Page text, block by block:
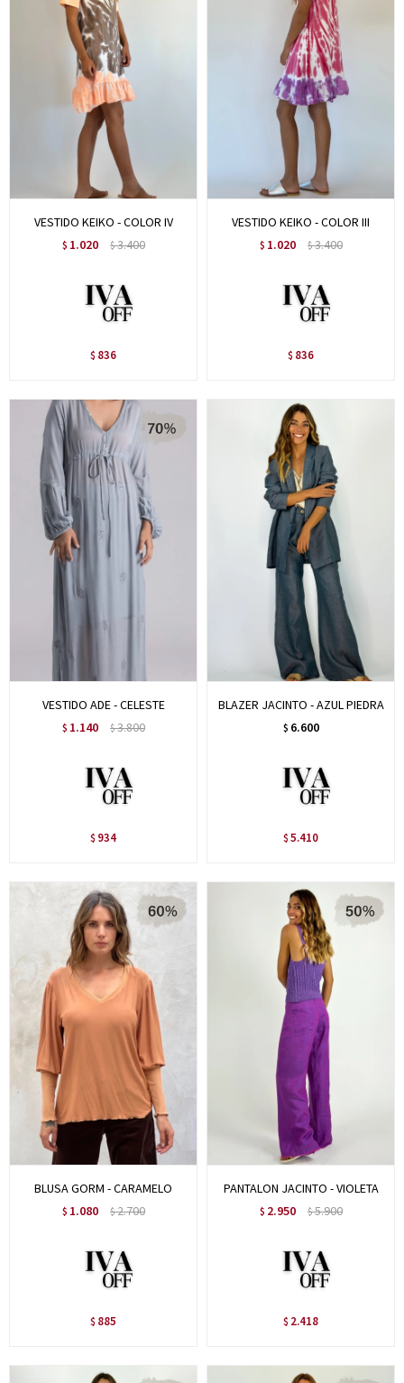
VESTIDO KEIKO - COLOR IV
$ 1.020 $3.400
$ 836
VESTIDO KEIKO - COLOR III
$ 1.020 $3.400
$ 836
VESTIDO ADE - CELESTE
$ 1.140 $3.800
$ 934
BLAZER JACINTO - AZUL PIEDRA
$ 6.600
$ 5.410
BLUSA GORM - CARAMELO
$ 1.080 $2.700
$ 885
PANTALON JACINTO - VIOLETA
$ 2.950 $5.900
$ 2.418